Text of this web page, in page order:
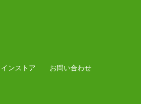
ンストア お問い合わせ